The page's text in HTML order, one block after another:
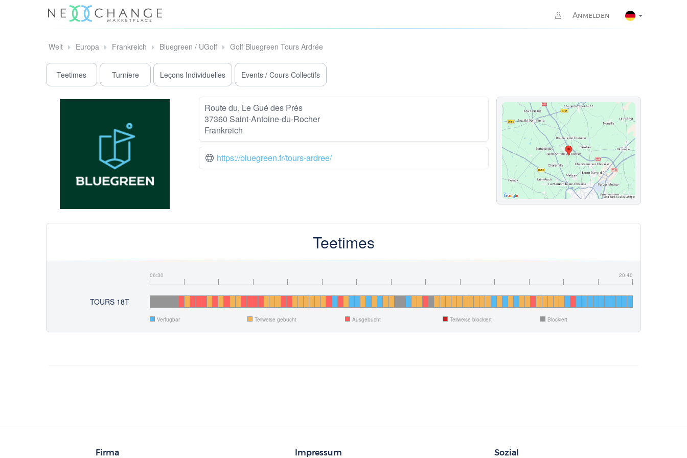
Anmelden
Welt Europa Frankreich Bluegreen / UGolf Golf Bluegreen Tours Ardrée
Teetimes Turniere Leçons Individuelles Events / Cours Collectifs
Route du, Le Gué des Prés
37360 Saint-Antoine-du-Rocher
Frankreich
https://bluegreen.fr/tours-ardree/
Teetimes
06:30 20:40
TOURS 18T
Verfügbar Teilweise gebucht Ausgebucht Teilweise blockiert Blockiert
Firma Impressum Sozial